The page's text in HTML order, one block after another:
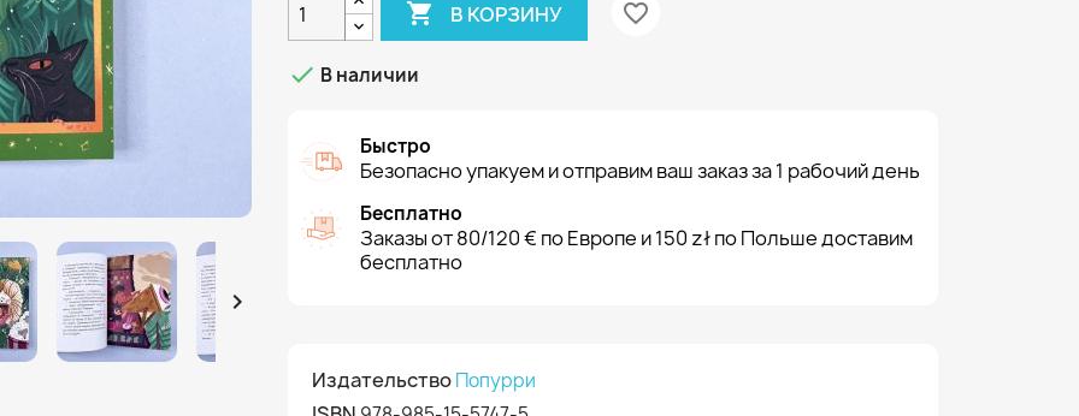

 В КОРЗИНУ favorite_border
 В наличии
Быстро
Безопасно упакуем и отправим ваш заказ за 1 рабочий день
Бесплатно
Заказы от 80/120 € по Европе и 150 zł по Польше доставим
бесплатно
ИздательствоПопурри